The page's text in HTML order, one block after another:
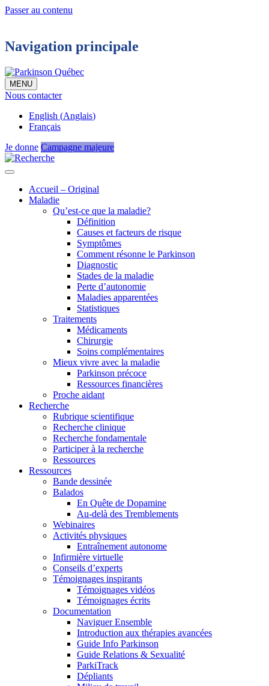
Passer au contenu
Navigation principale
MENU
Nous contacter
English (Anglais)
Français
Je donne Campagne majeure
Accueil – Original
Maladie
Qu’est-ce que la maladie?
Définition
Causes et facteurs de risque
Symptômes
Comment résonne le Parkinson
Diagnostic
Stades de la maladie
Perte d’autonomie
Maladies apparentées
Statistiques
Traitements
Médicaments
Chirurgie
Soins complémentaires
Mieux vivre avec la maladie
Parkinson précoce
Ressources financières
Proche aidant
Recherche
Rubrique scientifique
Recherche clinique
Recherche fondamentale
Participer à la recherche
Ressources
Ressources
Bande dessinée
Balados
En Quête de Dopamine
Au-delà des Tremblements
Webinaires
Activités physiques
Entraînement autonome
Infirmière virtuelle
Conseils d’experts
Témoignages inspirants
Témoignages vidéos
Témoignages écrits
Documentation
Naviguer Ensemble
Introduction aux thérapies avancées
Guide Info Parkinson
Guide Relations & Sexualité
ParkiTrack
Dépliants